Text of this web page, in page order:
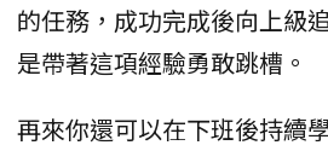
的任務，成功完成後向上級
是帶著這項經驗勇敢跳槽。
再來你還可以在下班後持續